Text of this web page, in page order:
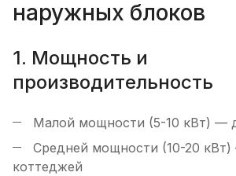
наружных блоков
1. Мощность и
производительность
Малой мощности (5-10 кВт) —
Средней мощности (10-20
коттеджей